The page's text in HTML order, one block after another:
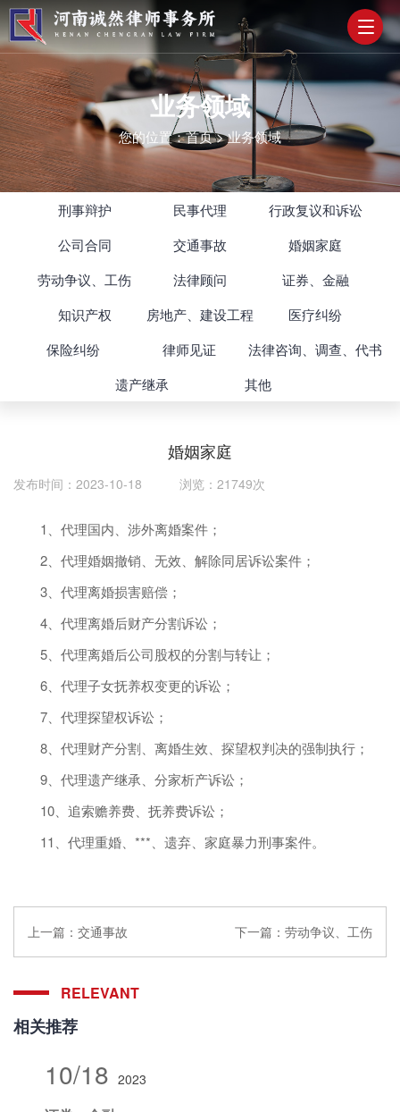
业务领域
您的位置：首页>业务领域
刑事辩护 民事代理
行政复议和诉讼
公司合同
交通事故
婚姻家庭
劳动争议、工伤
法律顾问
证券、金融
知识产权
房地产、建设工程
医疗纠纷
保险纠纷
律师见证
法律咨询、调查、代书
遗产继承
其他
婚姻家庭
发布时间：2023-10-18 浏览：21749次
1、代理国内、涉外离婚案件；
2、代理婚姻撤销、无效、解除同居诉讼案件；
3、代理离婚损害赔偿；
4、代理离婚后财产分割诉讼；
5、代理离婚后公司股权的分割与转让；
6、代理子女抚养权变更的诉讼；
7、代理探望权诉讼；
8、代理财产分割、离婚生效、探望权判决的强制执行；
9、代理遗产继承、分家析产诉讼；
10、追索赡养费、抚养费诉讼；
11、代理重婚、***、遗弃、家庭暴力刑事案件。
上一篇： 交通事故 下一篇： 劳动争议、工伤
RELEVANT
相关推荐
10/18 2023